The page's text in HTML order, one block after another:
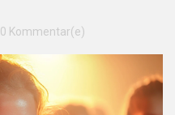
0 Kommentar(e)